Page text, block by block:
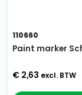
110660
Paint marker
€ 2,63 excl. BTW